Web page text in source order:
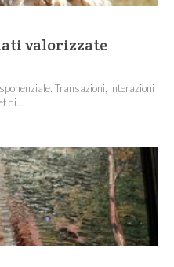
valorizzate
Transazioni, interazioni
di...